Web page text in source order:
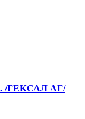
/ГЕКСАЛ АГ/